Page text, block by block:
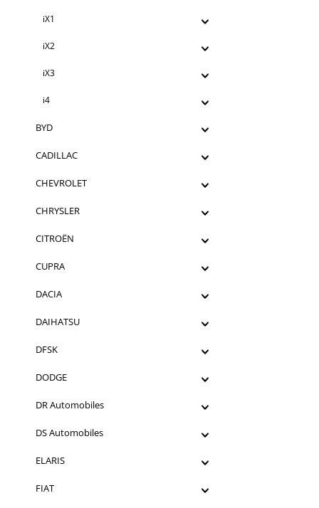
iX1
iX2
iX3
i4
BYD
CADILLAC
CHEVROLET
CHRYSLER
CITROËN
CUPRA
DACIA
DAIHATSU
DFSK
DODGE
DR Automobiles
DS Automobiles
ELARIS
FIAT